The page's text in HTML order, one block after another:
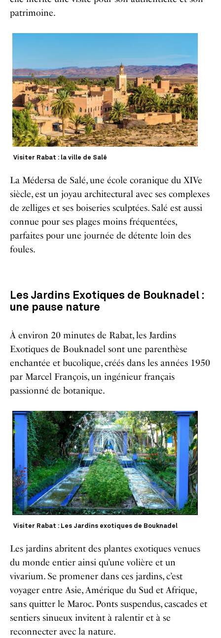
patrimoine.
Visiter Rabat : la ville de Salé
La Médersa de Salé, une école coranique du XIVe
siècle, est un joyau architectural avec ses complexes
de zelliges et ses boiseries sculptées. Salé est aussi
connue pour ses plages moins fréquentées,
parfaites pour une journée de détente loin des
foules.
Les Jardins Exotiques de Bouknadel :
une pause nature
À environ 20 minutes de Rabat, les Jardins
Exotiques de Bouknadel sont une parenthèse
enchantée et bucolique, créés dans les années 1950
par Marcel François, un ingénieur français
passionné de botanique.
Visiter Rabat : Les Jardins exotiques de Bouknadel
Les jardins abritent des plantes exotiques venues
du monde entier ainsi qu’une volière et un
vivarium. Se promener dans ces jardins, c’est
voyager entre Asie, Amérique du Sud et Afrique,
sans quitter le Maroc. Ponts suspendus, cascades et
sentiers sinueux invitent à ralentir et à se
reconnecter avec la nature.